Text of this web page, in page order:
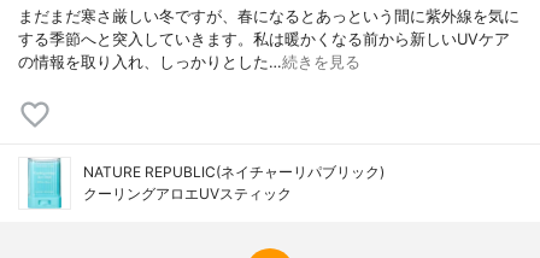
まだまだ寒さ厳しい冬ですが、春になるとあっという間に紫外線を気に
する季節へと突入していきます。私は暖かくなる前から新しいUVケア
の情報を取り入れ、しっかりとした…続きを見る
NATURE REPUBLIC(ネイチャーリパブリック)
クーリングアロエUVスティック